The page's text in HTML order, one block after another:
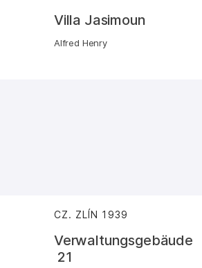
Villa Jasimoun
Alfred Henry
CZ. ZLÍN 1939
Verwaltungsgebäude
21